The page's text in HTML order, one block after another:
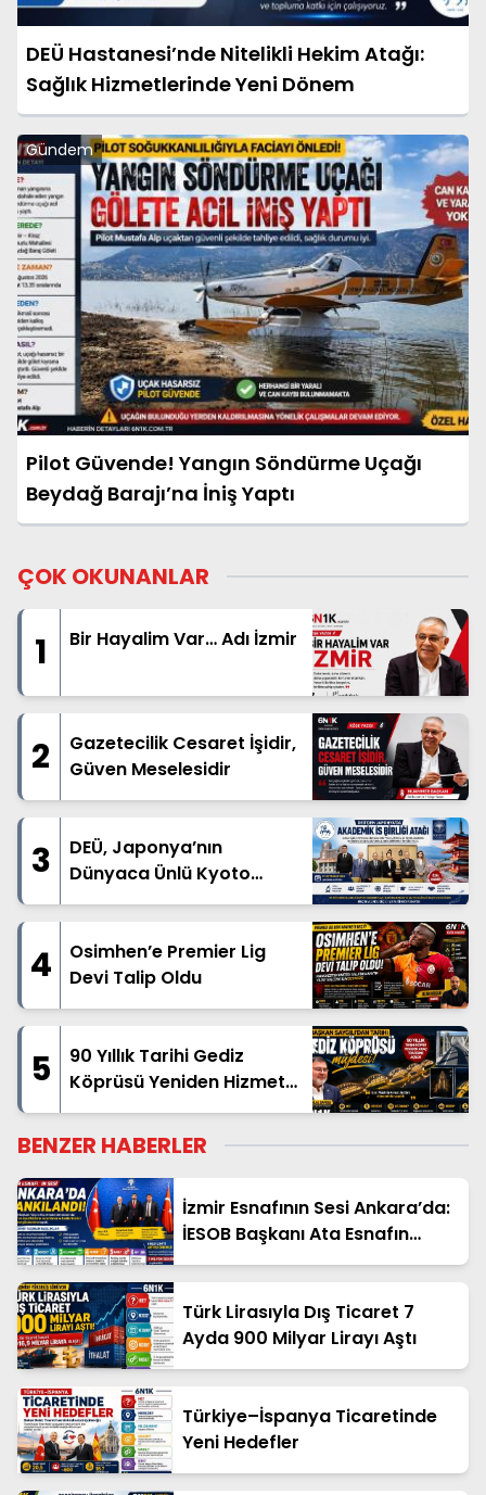
DEÜ Hastanesi’nde Nitelikli Hekim Atağı:
Sağlık Hizmetlerinde Yeni Dönem
Gündem
Pilot Güvende! Yangın Söndürme Uçağı
Beydağ Barajı’na İniş Yaptı
ÇOK OKUNANLAR
1 Bir Hayalim Var… Adı İzmir
2
Gazetecilik Cesaret İşidir,
Güven Meselesidir
3
DEÜ, Japonya’nın
Dünyaca Ünlü Kyoto
Üniversitesi ile İş Birliği İçin
4
Osimhen’e Premier Lig
Devi Talip Oldu
5
90 Yıllık Tarihi Gediz
Köprüsü Yeniden Hizmete
Açıldı
BENZER HABERLER
İzmir Esnafının Sesi Ankara’da:
İESOB Başkanı Ata Esnafın
Taleplerini Başkent Gündemine
Türk Lirasıyla Dış Ticaret 7
Ayda 900 Milyar Lirayı Aştı
Türkiye–İspanya Ticaretinde
Yeni Hedefler